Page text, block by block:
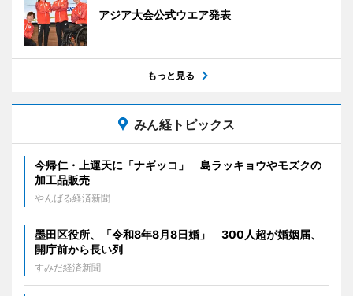
アジア大会公式ウエア発表
もっと見る
みん経トピックス
今帰仁・上運天に「ナギッコ」 島ラッキョウやモズクの
加工品販売
やんばる経済新聞
墨田区役所、「令和8年8月8日婚」 300人超が婚姻届、
開庁前から長い列
すみだ経済新聞